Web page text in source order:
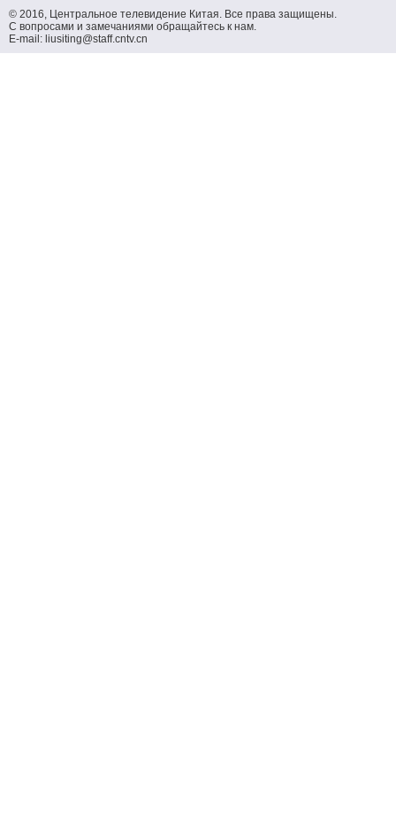
© 2016, Центральное телевидение Китая. Все права защищены.
С вопросами и замечаниями обращайтесь к нам.
E-mail: liusiting@staff.cntv.cn